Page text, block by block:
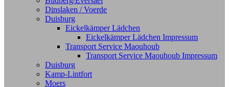
Dinslaken / Voerde
Duisburg
Eickelkämper Lädchen
Eickelkämper Lädchen Impressum
Transport Service Maouhoub
Transport Service Maouhoub Impressum
Duisburg
Kamp-Lintfort
Moers